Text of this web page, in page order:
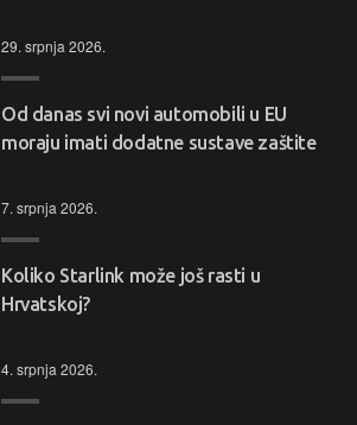
29. srpnja 2026.
Od danas svi novi automobili u EU
moraju imati dodatne sustave zaštite
7. srpnja 2026.
Koliko Starlink može još rasti u
Hrvatskoj?
4. srpnja 2026.